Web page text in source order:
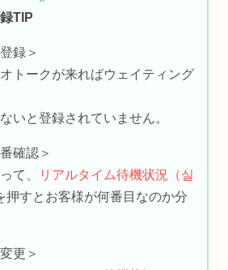
TIP
録＞
トークが来ればウェイティング
いと登録されていません。
確認＞
て、
リアルタイム待機状況（실
押すとお客様が何番目なのか分
更＞